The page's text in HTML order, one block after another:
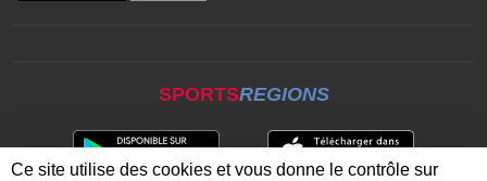
SPORTSREGIONS
Ce site utilise des cookies et vous donne le contrôle sur